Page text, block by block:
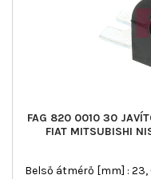
FAG 820 0010 30
FIAT MITSUBISHI
Belső átmérő [mm] :